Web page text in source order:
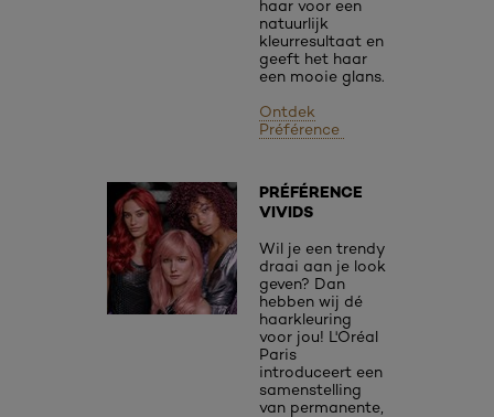
haar voor een
natuurlijk
kleurresultaat en
geeft het haar
een mooie glans.
Ontdek
Préférence
PRÉFÉRENCE
VIVIDS
Wil je een trendy
draai aan je look
geven? Dan
hebben wij dé
haarkleuring
voor jou! L'Oréal
Paris
introduceert een
samenstelling
van permanente,